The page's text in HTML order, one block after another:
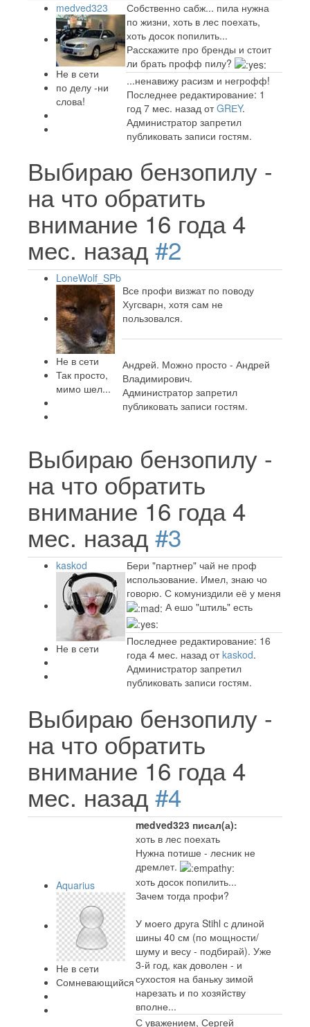
medved323
Не в сети
по делу -ни
слова!
Собственно сабж... пила нужна
по жизни, хоть в лес поехать,
хоть досок попилить...
Расскажите про бренды и стоит
ли брать профф пилу?
...ненавижу расизм и негрофф!
Последнее редактирование: 1
год 7 мес. назад отGRЕY.
Администратор запретил
публиковать записи гостям.
Выбираю бензопилу -
на что обратить
внимание 16 года 4
мес. назад #2
LoneWolf_SPb
Не в сети
Так просто,
мимо шел...
Все профи визжат по поводу
Хугсварн, хотя сам не
пользовался.
Андрей. Можно просто - Андрей
Владимирович.
Администратор запретил
публиковать записи гостям.
Выбираю бензопилу -
на что обратить
внимание 16 года 4
мес. назад #3
kaskod
Не в сети
Бери "партнер" чай не проф
использование. Имел, знаю чо
говорю. С комуниздили её у меня
А ешо "штиль" есть
Последнее редактирование: 16
года 4 мес. назад отkaskod.
Администратор запретил
публиковать записи гостям.
Выбираю бензопилу -
на что обратить
внимание 16 года 4
мес. назад #4
Aquarius
Не в сети
Сомневающийся
medved323 писал(а):
хоть в лес поехать
Нужна потише - лесник не
дремлет.
хоть досок попилить...
Зачем тогда профи?
У моего друга Stihl с длиной
шины 40 см (по мощности/
шуму и весу - подбирай). Уже
3-й год, как доволен - и
сухостоя на баньку зимой
нарезать и по хозяйству
вполне...
С уважением, Сергей